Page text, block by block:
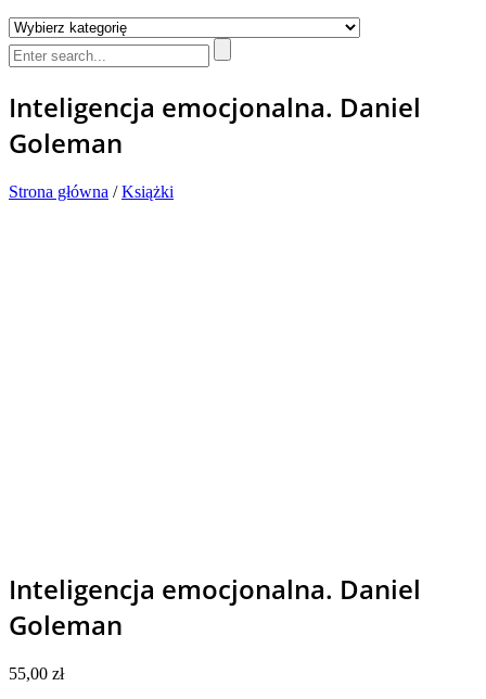
Inteligencja emocjonalna. Daniel
Goleman
Strona główna /Książki
Inteligencja emocjonalna. Daniel
Goleman
55,00 zł